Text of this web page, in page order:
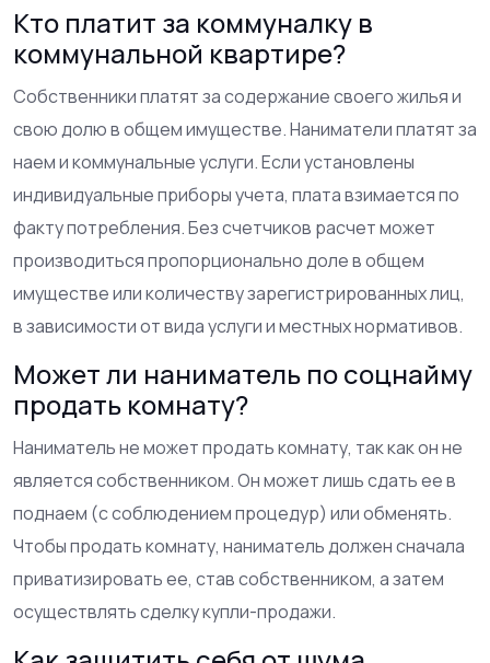
Кто платит за коммуналку в
коммунальной квартире?
Собственники платят за содержание своего жилья и
свою долю в общем имуществе. Наниматели платят за
наем и коммунальные услуги. Если установлены
индивидуальные приборы учета, плата взимается по
факту потребления. Без счетчиков расчет может
производиться пропорционально доле в общем
имуществе или количеству зарегистрированных лиц,
в зависимости от вида услуги и местных нормативов.
Может ли наниматель по соцнайму
продать комнату?
Наниматель не может продать комнату, так как он не
является собственником. Он может лишь сдать ее в
поднаем (с соблюдением процедур) или обменять.
Чтобы продать комнату, наниматель должен сначала
приватизировать ее, став собственником, а затем
осуществлять сделку купли-продажи.